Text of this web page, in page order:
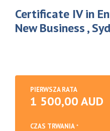
Insurance
Visas & Legal Stay
Certificate IV in
New Business ,
PIERWSZA RATA
1 500,00 AUD
CZAS TRWANIA